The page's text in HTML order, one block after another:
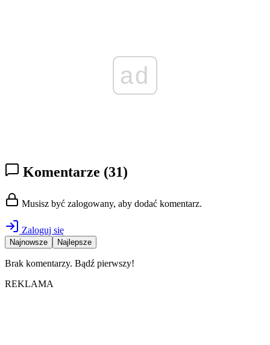
ad
Komentarze (31)
Musisz być zalogowany, aby dodać komentarz.
Zaloguj się
Najnowsze Najlepsze
Brak komentarzy. Bądź pierwszy!
REKLAMA